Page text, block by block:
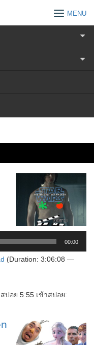
MENU
00:00
(Duration: 3:06:08 —
ปอย 5:55 เข้าสปอย: